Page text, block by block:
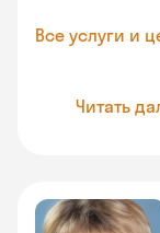
Все услуги и
Читать